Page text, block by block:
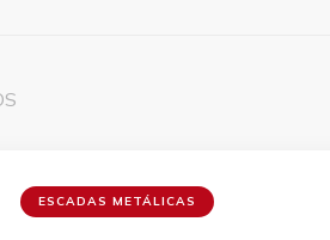
ESCADAS METÁLICAS